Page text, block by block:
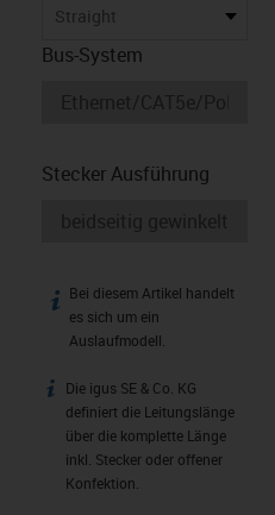
Straight
Bus-System
Stecker Ausführung
igus-icon-info
Bei diesem Artikel handelt
es sich um ein
Auslaufmodell.
igus-icon-info
Die igus SE & Co. KG
definiert die Leitungslänge
über die komplette Länge
inkl. Stecker oder offener
Konfektion.